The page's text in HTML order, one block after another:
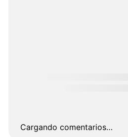
Cargando comentarios…